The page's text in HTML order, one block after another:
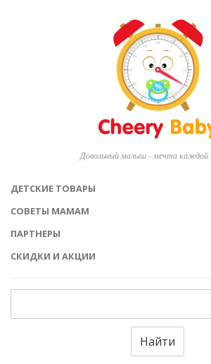
Довольный малыш - мечта
ДЕТСКИЕ ТОВАРЫ
СОВЕТЫ МАМАМ
ПАРТНЕРЫ
СКИДКИ И АКЦИИ
Найти